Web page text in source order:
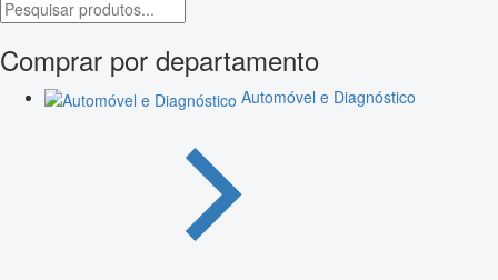
Comprar por departamento
Automóvel e Diagnóstico